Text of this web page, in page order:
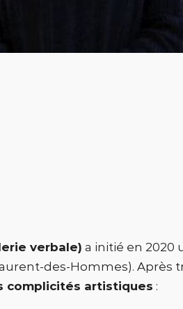
verbale) a initié en 2020
des-Hommes). Après
complicités artistiques :